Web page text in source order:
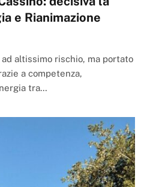
e Rianimazione
altissimo rischio, ma portato
a competenza,
tra…